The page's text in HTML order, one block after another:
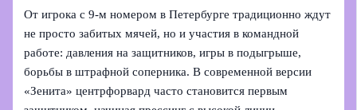
От игрока с 9‑м номером в Петербурге традиционно ждут
не просто забитых мячей, но и участия в командной
работе: давления на защитников, игры в подыгрыше,
борьбы в штрафной соперника. В современной версии
«Зенита» центрфорвард часто становится первым